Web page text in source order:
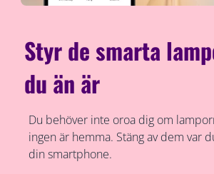
Styr de smarta
du än är
Du behöver inte oroa dig om
ingen är hemma. Stäng av dem var
din smartphone.